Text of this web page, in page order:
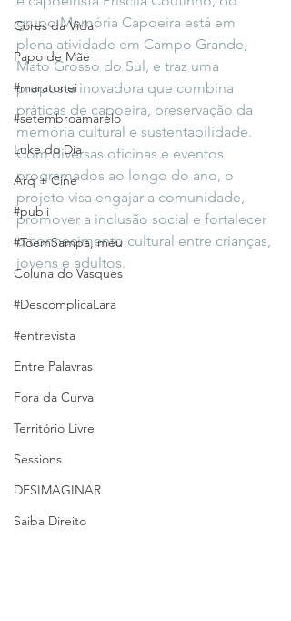
Cores da Vida
Papo de Mãe
#maratonei
#setembroamarelo
Luke do Dia
Arq + Cine
#publi
#TôemSampa, meu!
Coluna do Vasques
#DescomplicaLara
#entrevista
Entre Palavras
Fora da Curva
Território Livre
Sessions
DESIMAGINAR
Saiba Direito
grupo Memória Capoeira está em
plena atividade em Campo Grande,
Mato Grosso do Sul, e traz uma
proposta inovadora que combina
práticas de capoeira, preservação da
memória cultural e sustentabilidade.
Com diversas oficinas e eventos
programados ao longo do ano, o
projeto visa engajar a comunidade,
promover a inclusão social e fortalecer
o conhecimento cultural entre crianças,
jovens e adultos.